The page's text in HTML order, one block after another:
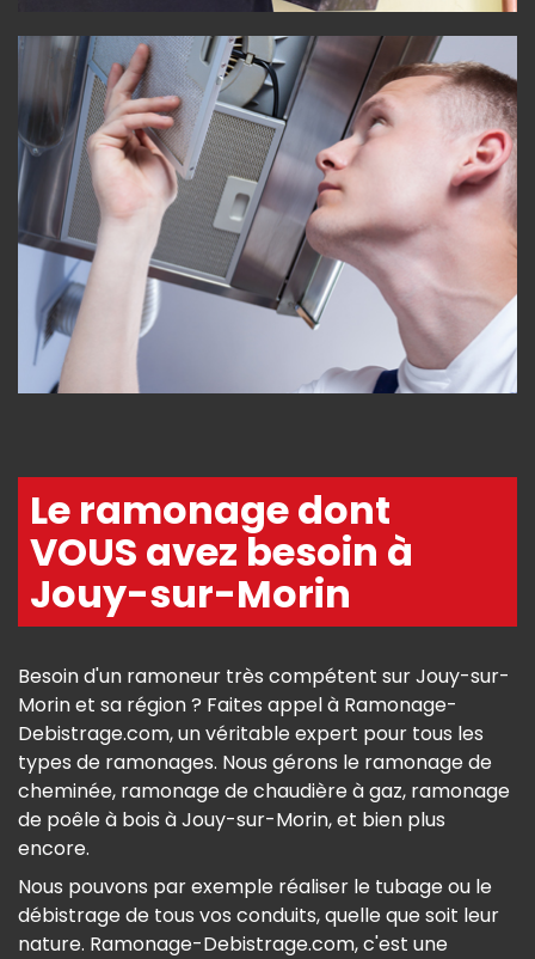
Le ramonage dont
VOUS avez besoin à
Jouy-sur-Morin
Besoin d'un ramoneur très compétent sur Jouy-sur-
Morin et sa région ? Faites appel à Ramonage-
Debistrage.com, un véritable expert pour tous les
types de ramonages. Nous gérons le ramonage de
cheminée, ramonage de chaudière à gaz, ramonage
de poêle à bois à Jouy-sur-Morin, et bien plus
encore.
Nous pouvons par exemple réaliser le tubage ou le
débistrage de tous vos conduits, quelle que soit leur
nature. Ramonage-Debistrage.com, c'est une